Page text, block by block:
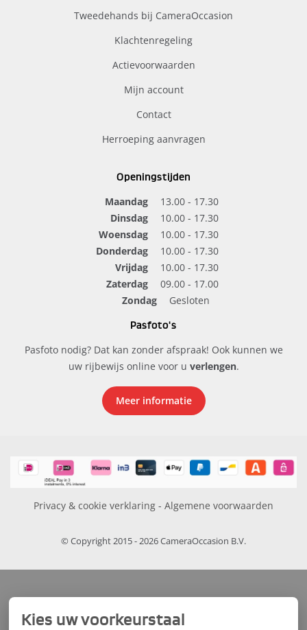
Tweedehands bij CameraOccasion
Klachtenregeling
Actievoorwaarden
Mijn account
Contact
Herroeping aanvragen
Openingstijden
Maandag
13.00 - 17.30
Dinsdag
10.00 - 17.30
Woensdag
10.00 - 17.30
Donderdag
10.00 - 17.30
Vrijdag
10.00 - 17.30
Zaterdag
09.00 - 17.00
Zondag
Gesloten
Pasfoto's
Pasfoto nodig? Dat kan zonder afspraak! Ook kunnen we
uw rijbewijs online voor u verlengen.
Meer informatie
Privacy & cookie verklaring - Algemene voorwaarden
© Copyright 2015 - 2026 CameraOccasion B.V.
Kies uw voorkeurstaal